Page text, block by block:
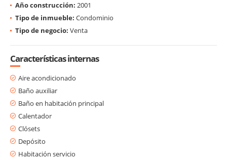
Año construcción: 2001
Tipo de inmueble: Condominio
Tipo de negocio: Venta
Características internas
Aire acondicionado
Baño auxiliar
Baño en habitación principal
Calentador
Clósets
Depósito
Habitación servicio